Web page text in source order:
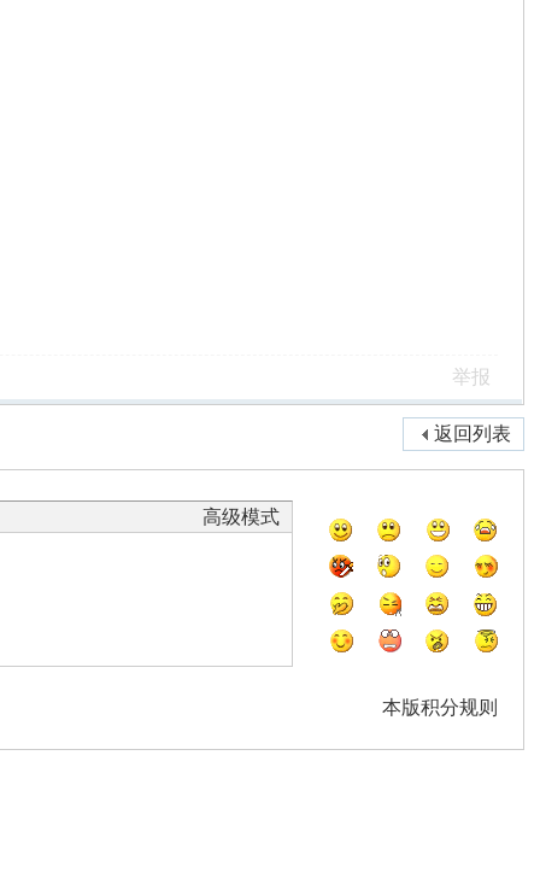
举报
返回列表
高级模式
本版积分规则